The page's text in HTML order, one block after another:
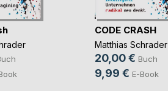
CODE CRASH
Matthias Schrader
20,00 € Buch
9,99 € E-Book